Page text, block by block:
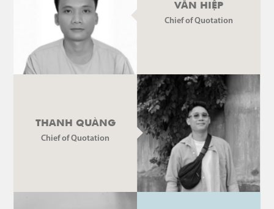
VĂN HIỆP
Chief of Quotation
THANH QUÀNG
Chief of Quotation